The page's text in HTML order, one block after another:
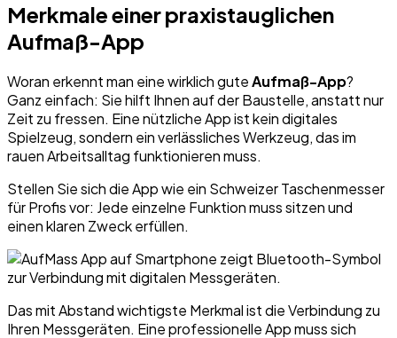
Merkmale einer praxistauglichen
Aufmaß-App
Woran erkennt man eine wirklich guteAufmaß-App?
Ganz einfach: Sie hilft Ihnen auf der Baustelle, anstatt nur
Zeit zu fressen. Eine nützliche App ist kein digitales
Spielzeug, sondern ein verlässliches Werkzeug, das im
rauen Arbeitsalltag funktionieren muss.
Stellen Sie sich die App wie ein Schweizer Taschenmesser
für Profis vor: Jede einzelne Funktion muss sitzen und
einen klaren Zweck erfüllen.
Das mit Abstand wichtigste Merkmal ist die Verbindung zu
Ihren Messgeräten. Eine professionelle App muss sich